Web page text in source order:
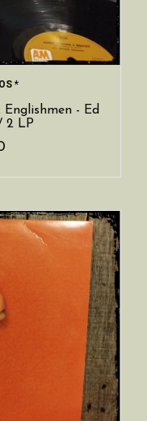
*
- Ed
2 LP